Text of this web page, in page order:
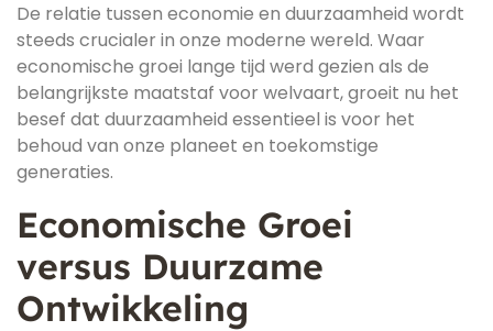
De relatie tussen economie en duurzaamheid wordt
steeds crucialer in onze moderne wereld. Waar
economische groei lange tijd werd gezien als de
belangrijkste maatstaf voor welvaart, groeit nu het
besef dat duurzaamheid essentieel is voor het
behoud van onze planeet en toekomstige
generaties.
Economische Groei
versus Duurzame
Ontwikkeling